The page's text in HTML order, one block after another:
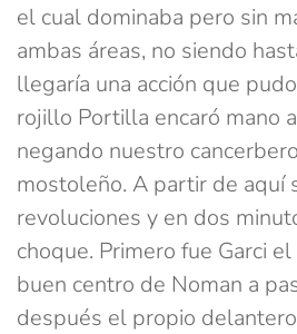
el cual dominaba pero sin
ambas áreas, no siendo
llegaría una acción que
rojillo Portilla encaró mano
negando nuestro
mostoleño. A partir de aquí
revoluciones y en dos
choque. Primero fue Garci
buen centro de Noman a
después el propio